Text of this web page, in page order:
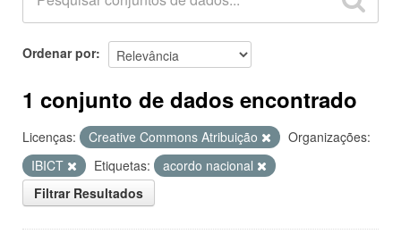
Ordenar por
1 conjunto de dados encontrado
Licenças: Creative Commons Atribuição
Organizações:
IBICT
Etiquetas:
acordo nacional
Filtrar Resultados